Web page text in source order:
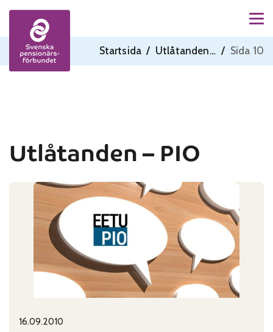
Startsida / Utlåtanden - PIO / Sida 10
Skip to content
Utlåtanden – PIO
Published on:
16.09.2010
Categories: